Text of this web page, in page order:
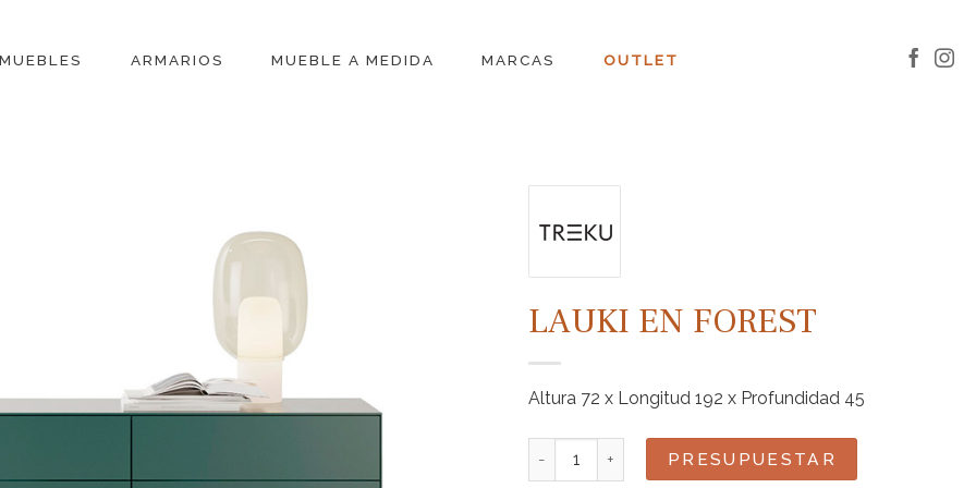
MUEBLES ARMARIOS MUEBLE A MEDIDA MARCAS OUTLET
LAUKI EN FOREST
Altura 72 x Longitud 192 x Profundidad 45
Lauki en Forest cantidadPRESUPUESTAR